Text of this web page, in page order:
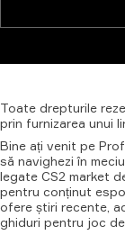
Toate drepturile
prin furnizarea unui
Bine ați venit pe
să navighezi în
legate CS2 market
pentru conținut
ofere știri recente,
ghiduri pentru joc